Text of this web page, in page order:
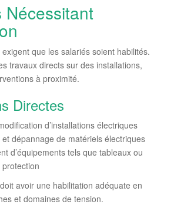
Nécessitant
que les salariés soient habilités.
travaux directs sur des installations,
à proximité.
Directes
d’installations électriques
dépannage de matériels électriques
d’équipements tels que tableaux ou
avoir une habilitation adéquate en
et domaines de tension.